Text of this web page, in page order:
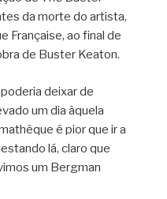
da morte do artista,
Française, ao final de
de Buster Keaton.
deixar de
um dia àquela
é pior que ir a
lá, claro que
um Bergman